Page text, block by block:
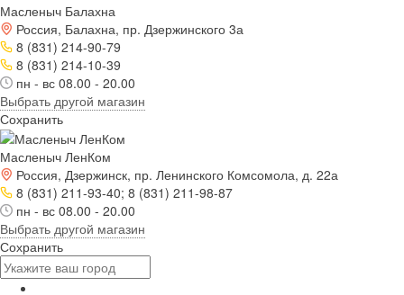
Масленыч Балахна
Россия, Балахна, пр. Дзержинского 3а
8 (831) 214-90-79
8 (831) 214-10-39
пн - вс 08.00 - 20.00
Выбрать другой магазин
Сохранить
Масленыч ЛенКом
Россия, Дзержинск, пр. Ленинского Комсомола, д. 22а
8 (831) 211-93-40; 8 (831) 211-98-87
пн - вс 08.00 - 20.00
Выбрать другой магазин
Сохранить